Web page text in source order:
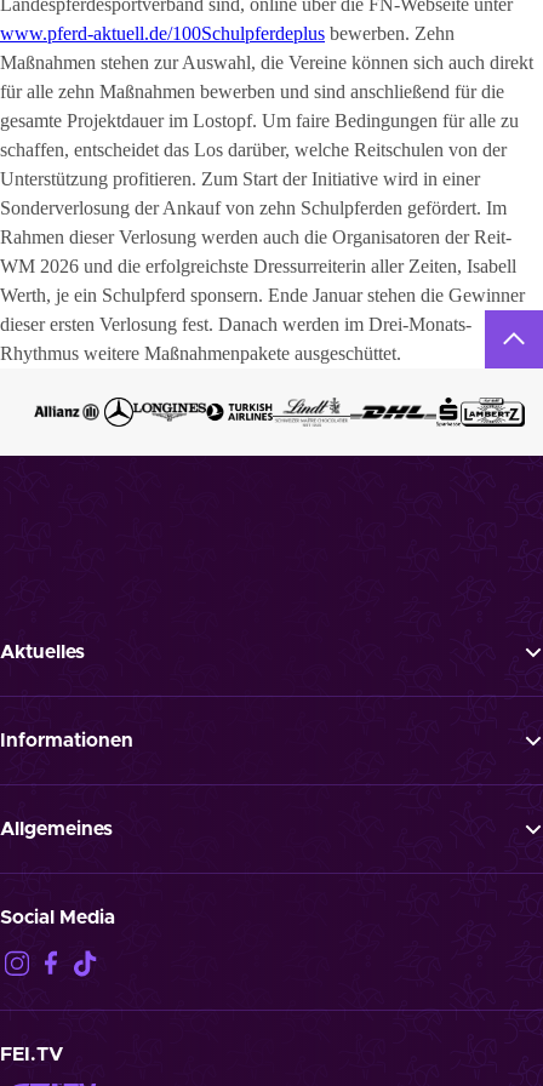
www.pferd‑aktuell.de/100Schulpferdeplus bewerben. Zehn
Maßnahmen stehen zur Auswahl, die Vereine können sich auch direkt
für alle zehn Maßnahmen bewerben und sind anschließend für die
gesamte Projektdauer im Lostopf. Um faire Bedingungen für alle zu
schaffen, entscheidet das Los darüber, welche Reitschulen von der
Unterstützung profitieren. Zum Start der Initiative wird in einer
Sonderverlosung der Ankauf von zehn Schulpferden gefördert. Im
Rahmen dieser Verlosung werden auch die Organisatoren der Reit-
WM 2026 und die erfolgreichste Dressurreiterin aller Zeiten, Isabell
Werth, je ein Schulpferd sponsern. Ende Januar stehen die Gewinner
dieser ersten Verlosung fest. Danach werden im Drei-Monats-
Rhythmus weitere Maßnahmenpakete ausgeschüttet.
Aktuelles
Tickets
Informationen
FAQ
Allgemeines
ATGB
Datenschutz
Impressum
Kontakt
Cookies
Social Media
FEI.TV